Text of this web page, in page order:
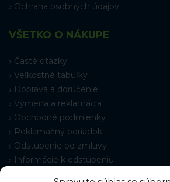
Ochrana osobných údajov
VŠETKO O NÁKUPE
Časté otázky
Veľkostné tabuľky
Doprava a doručenie
Výmena a reklamácia
Obchodné podmienky
Reklamačný poriadok
Odstúpenie od zmluvy
Informácie k odstúpeniu